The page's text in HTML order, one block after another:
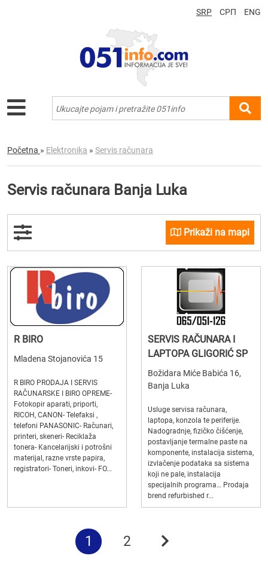
SRP СРП ENG
Početna » Elektronika » Servis računara
Servis računara Banja Luka
Prikaži na mapi
R BIRO
Mladena Stojanovića 15
R BIRO PRODAJA I SERVIS
RAČUNARSKE I BIRO OPREME-
Fotokopir aparati, priporti,
RICOH, CANON- Telefaksi ,
telefoni PANASONIC- Računari,
printeri, skeneri- Reciklaža
tonera- Kancelarijski i potrošni
materijal, razne vrste papira,
registratori- Toneri, inkovi- FO...
SERVIS RAČUNARA I
LAPTOPA GLIGORIĆ SP
Božidara Miće Babića 16,
Banja Luka
Usluge servisa računara,
laptopa, konzola te periferije.
Nadogradnje, fizičko čišćenje,
postavljanje termalne paste na
komponente, instalacija sistema,
izvlačenje podataka sa sistema
koji ne pale, instalacija
specijalnih programa… Prodaja
brend refurbished r...
1 2